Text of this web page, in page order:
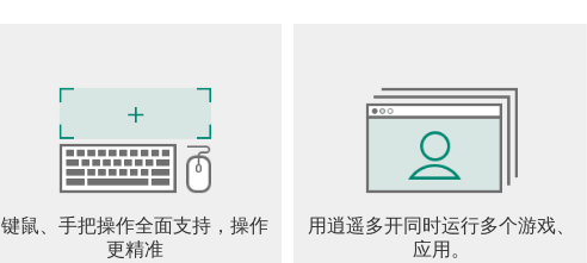
键鼠、手把操作全面支持，操作
更精准
用逍遥多开同时运行多个游戏、
应用。